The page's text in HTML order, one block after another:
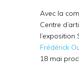
Avec la
Centre
l’exposition
Frédérick
18 mai